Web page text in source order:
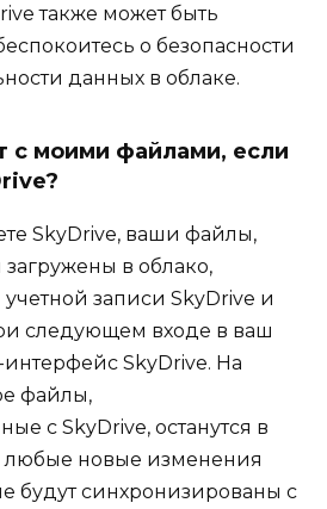
также может быть
о безопасности
данных в облаке.
с моими файлами, если
SkyDrive, ваши файлы,
в облако,
записи SkyDrive и
следующем входе в ваш
интерфейс SkyDrive. На
файлы,
с SkyDrive, останутся в
любые новые изменения
будут синхронизированы с